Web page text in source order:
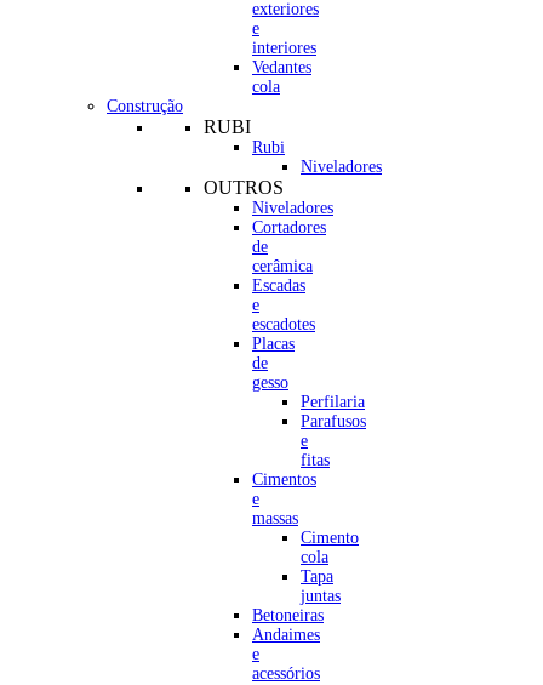
exteriores
e
interiores
Vedantes
cola
Construção
RUBI
Rubi
Niveladores
OUTROS
Niveladores
Cortadores
de
cerâmica
Escadas
e
escadotes
Placas
de
gesso
Perfilaria
Parafusos
e
fitas
Cimentos
e
massas
Cimento
cola
Tapa
juntas
Betoneiras
Andaimes
e
acessórios